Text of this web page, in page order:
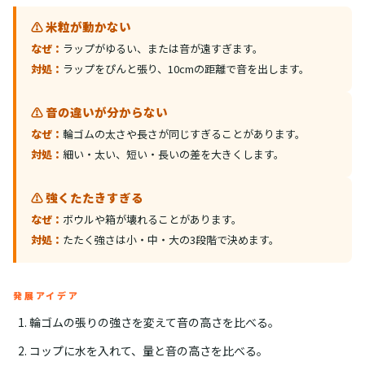
⚠️ 米粒が動かない
なぜ： ラップがゆるい、または音が遠すぎます。
対処： ラップをぴんと張り、10cmの距離で音を出します。
⚠️ 音の違いが分からない
なぜ： 輪ゴムの太さや長さが同じすぎることがあります。
対処： 細い・太い、短い・長いの差を大きくします。
⚠️ 強くたたきすぎる
なぜ： ボウルや箱が壊れることがあります。
対処： たたく強さは小・中・大の3段階で決めます。
発展アイデア
輪ゴムの張りの強さを変えて音の高さを比べる。
コップに水を入れて、量と音の高さを比べる。